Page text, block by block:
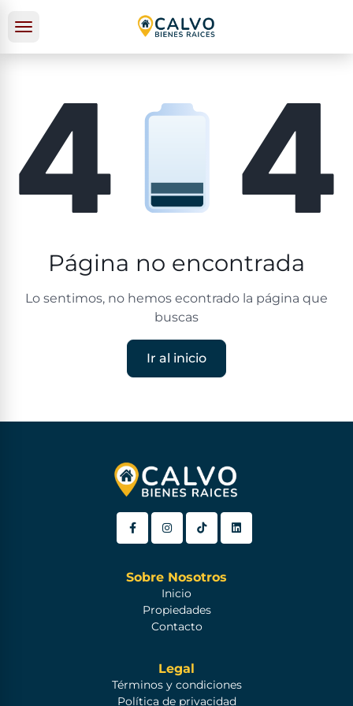
Página no encontrada
Lo sentimos, no hemos econtrado la página que
buscas
Ir al inicio
Sobre Nosotros
Inicio
Propiedades
Contacto
Legal
Términos y condiciones
Política de privacidad